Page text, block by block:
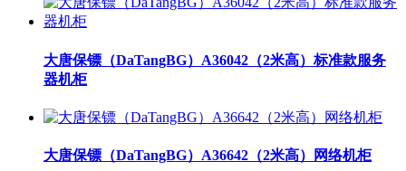
大唐保镖（DaTangBG）A36042（2米高）标准款服务
器机柜
大唐保镖（DaTangBG）A36642（2米高）网络机柜